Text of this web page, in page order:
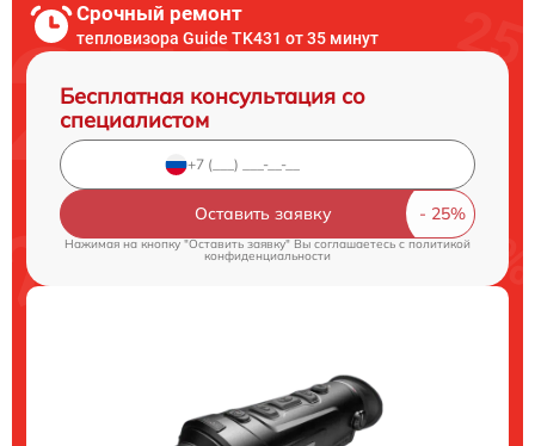
Срочный ремонт
тепловизора Guide TK431 от 35 минут
Бесплатная консультация со
специалистом
Оставить заявку
Нажимая на кнопку "Оставить заявку" Вы соглашаетесь cполитикой
конфиденциальности